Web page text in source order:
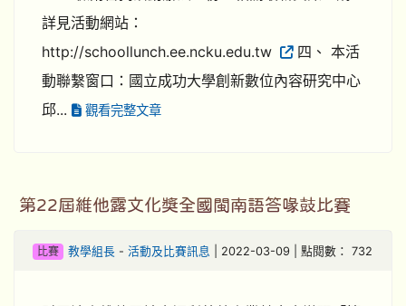
詳見活動網站：
http://schoollunch.ee.ncku.edu.tw
四、 本活
動聯繫窗口：國立成功大學創新數位內容研究中心
邱...
觀看完整文章
第22屆維他露文化獎全國閩南語答喙鼓比賽
比賽 教學組長- 活動及比賽訊息 | 2022-03-09 | 點閱數： 732